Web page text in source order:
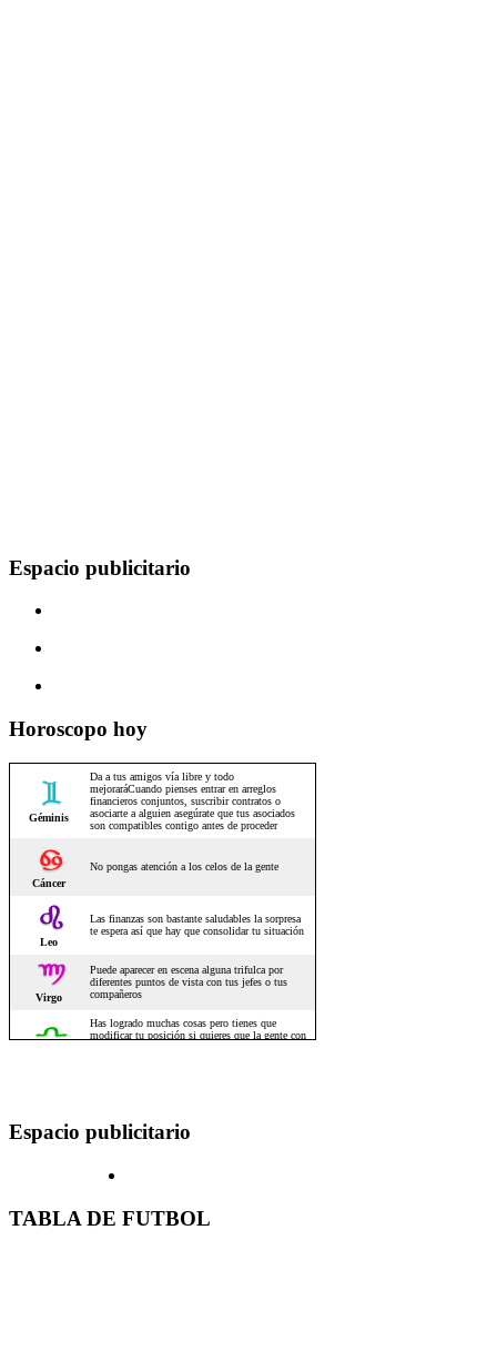
Espacio publicitario
Horoscopo hoy
Espacio publicitario
TABLA DE FUTBOL